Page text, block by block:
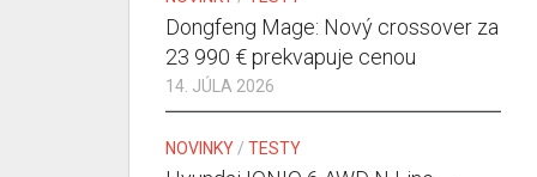
Dongfeng Mage: Nový crossover za
23 990 € prekvapuje cenou
14. JÚLA 2026
NOVINKY / TESTY